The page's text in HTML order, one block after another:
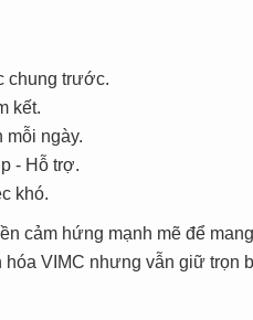
chung trước.
kết.
ngày.
- Hỗ trợ.
khó.
cảm hứng mạnh mẽ để
VIMC nhưng vẫn giữ trọn